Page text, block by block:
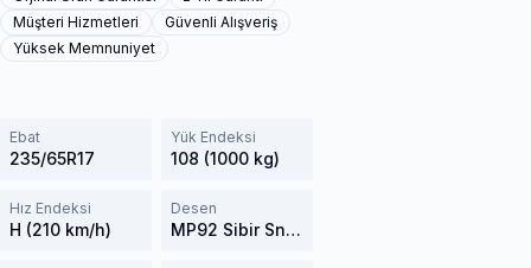
Müşteri Hizmetleri
Güvenli Alışveriş
Yüksek Memnuniyet
Ebat
235/65R17
Yük Endeksi
108 (1000 kg)
Hız Endeksi
H (210 km/h)
Desen
MP92 Sibir Snow